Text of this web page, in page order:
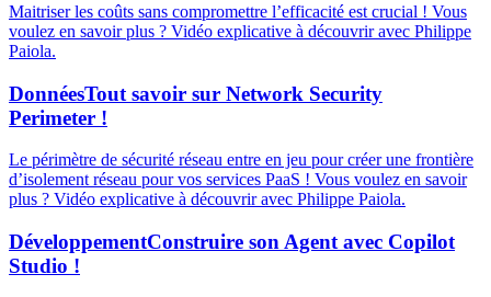
Maitriser les coûts sans compromettre l’efficacité est crucial ! Vous
voulez en savoir plus ? Vidéo explicative à découvrir avec Philippe
Paiola.
DonnéesTout savoir sur Network Security
Perimeter !
Le périmètre de sécurité réseau entre en jeu pour créer une frontière
d’isolement réseau pour vos services PaaS ! Vous voulez en savoir
plus ? Vidéo explicative à découvrir avec Philippe Paiola.
DéveloppementConstruire son Agent avec Copilot
Studio !